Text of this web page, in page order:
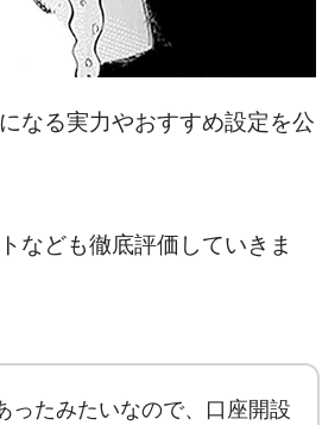
なる実力やおすすめ設定を公
なども徹底評価していきま
ったみたいなので、口座開設